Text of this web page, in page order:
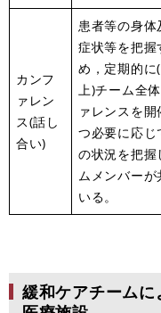
カンフ
ァレン
ス(話し
合い)
患者等の身体
症状等を把握
め，定期的に
上)チーム全
ァレンスを
つ必要に応じ
の状況を把握
ムメンバーが
いる。
緩和ケアチーム